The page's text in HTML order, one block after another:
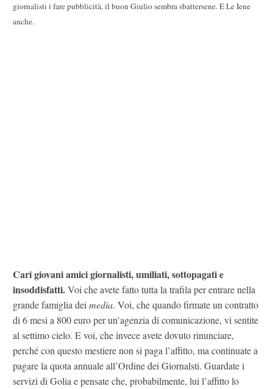
giornalisti i fare pubblicità, il buon Giulio sembra sbattersene. E Le Iene
anche.
Cari giovani amici giornalisti, umiliati, sottopagati e
insoddisfatti.Voi che avete fatto tutta la trafila per entrare nella
grande famiglia deimedia. Voi, che quando firmate un contratto
di 6 mesi a 800 euro per un’agenzia di comunicazione, vi sentite
al settimo cielo. E voi, che invece avete dovuto rinunciare,
perché con questo mestiere non si paga l’affitto, ma continuate a
pagare la quota annuale all’Ordine dei Giornalsti. Guardate i
servizi di Golia e pensate che, probabilmente, lui l’affitto lo